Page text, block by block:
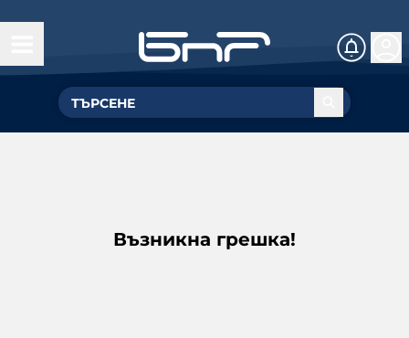
Възникна грешка!